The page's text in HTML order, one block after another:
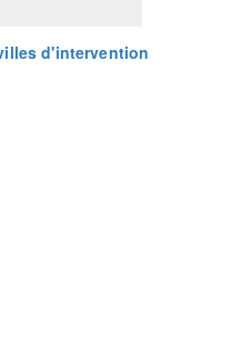
d'intervention